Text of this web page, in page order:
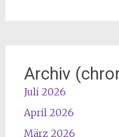
Archiv
Juli 2026
April 2026
März 2026